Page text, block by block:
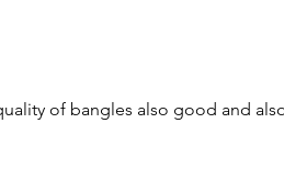
of bangles also good and